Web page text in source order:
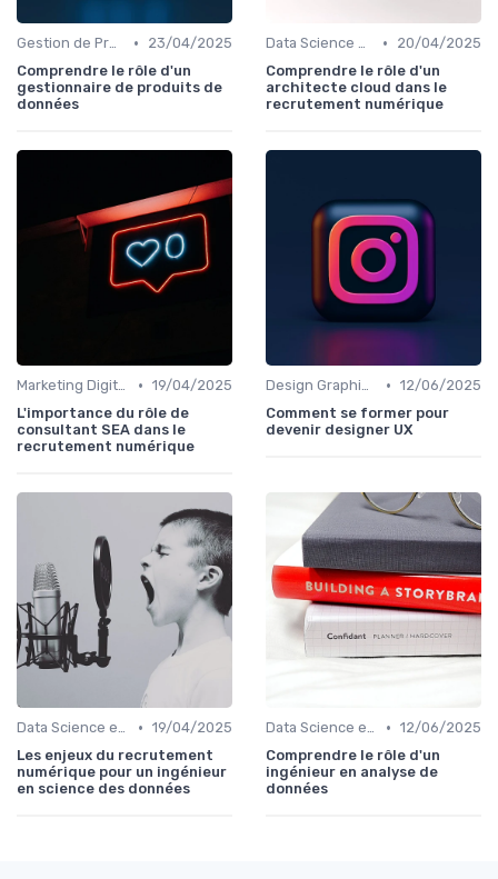
Gestion de Projet et Product Management •
23/04/2025
Comprendre le rôle d'un
gestionnaire de produits de
données
Data Science et Analytique •
20/04/2025
Comprendre le rôle d'un
architecte cloud dans le
recrutement numérique
Marketing Digital et SEO • 19/04/2025
L'importance du rôle de
consultant SEA dans le
recrutement numérique
Design Graphique et UX/UI • 12/06/2025
Comment se former pour
devenir designer UX
Data Science et Analytique • 19/04/2025
Les enjeux du recrutement
numérique pour un ingénieur
en science des données
Data Science et Analytique • 12/06/2025
Comprendre le rôle d'un
ingénieur en analyse de
données